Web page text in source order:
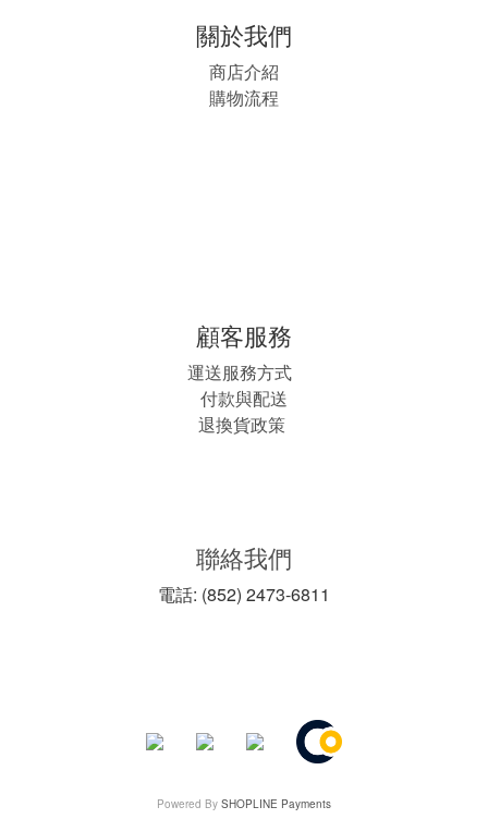
關於我們
商店介紹
購物流程
顧客服務
運送服務方式
付款與配送
退換貨政策
聯絡我們
電話: (852) 2473-6811
Powered By SHOPLINE Payments